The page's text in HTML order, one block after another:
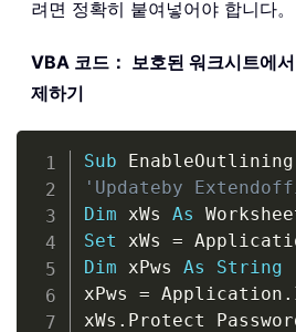
려면 정확히 붙여넣어야 합니다。
VBA 코드： 보호된 워크시트에
제하기
Sub EnableOutlining
'Updateby
Dim xWs As
Set xWs =
Dim xPws As
String
xPws = Application .
xWs . Protect